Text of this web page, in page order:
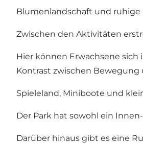
Blumenlandschaft und
Zwischen den Aktivitäten
Hier können Erwachsene
Kontrast zwischen
Spieleland, Miniboote und
Der Park hat sowohl ein
Darüber hinaus gibt es eine